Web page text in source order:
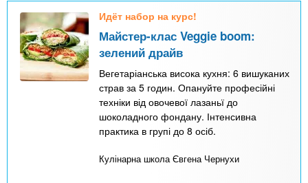
Идёт набор на курс!
Майстер-клас Veggie boom:
зелений драйв
Вегетаріанська висока кухня: 6 вишуканих
страв за 5 годин. Опануйте професійні
техніки від овочевої лазаньї до
шоколадного фондану. Інтенсивна
практика в групі до 8 осіб.
Кулінарна школа Євгена Чернухи